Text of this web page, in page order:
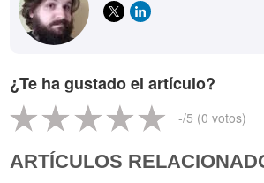
¿Te ha gustado el artículo?
-/5 (0 votos)
ARTÍCULOS